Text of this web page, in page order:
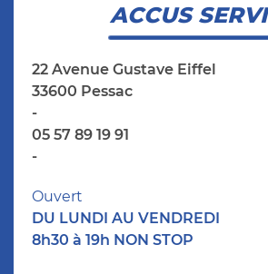
ACCUS
22 Avenue Gustave Eiffel
33600 Pessac
-
05 57 89 19 91
-
Ouvert
DU LUNDI AU VENDREDI
8h30 à 19h NON STOP